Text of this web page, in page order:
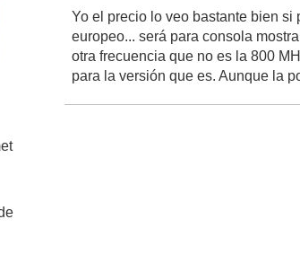
Yo el precio lo veo bastante bien
europeo... será para consola
otra frecuencia que no es la 800
para la versión que es. Aunque la